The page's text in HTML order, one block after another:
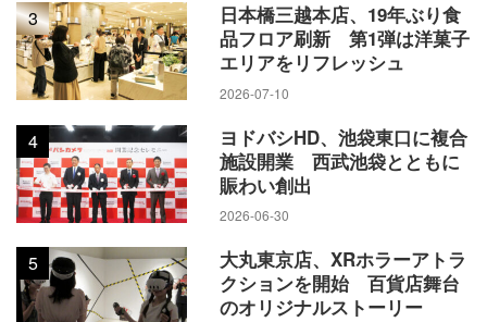
3
日本橋三越本店、19年ぶり食
品フロア刷新 第1弾は洋菓子
エリアをリフレッシュ
2026-07-10
4
ヨドバシHD、池袋東口に複合
施設開業 西武池袋とともに
賑わい創出
2026-06-30
5
大丸東京店、XRホラーアトラ
クションを開始 百貨店舞台
のオリジナルストーリー